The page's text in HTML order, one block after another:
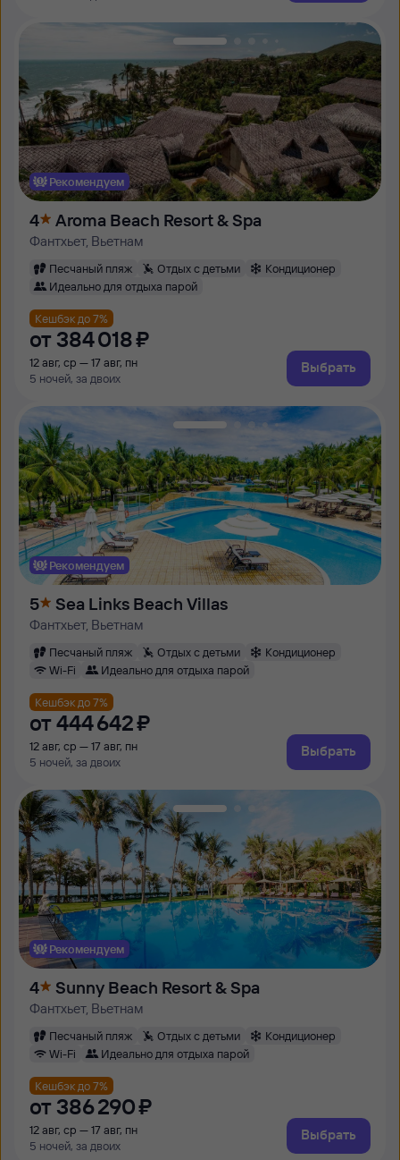
Рекомендуем
4 Aroma Beach Resort & Spa
Фантхьет, Вьетнам
Песчаный пляж Отдых с детьми
Кондиционер
Идеально для отдыха парой
Кешбэк до 7%
от 384 ⁠018 ⁠₽
12 авг, ср — 17 авг, пн
5 ночей, за двоих
Выбрать
Рекомендуем
5 Sea Links Beach Villas
Фантхьет, Вьетнам
Песчаный пляж Отдых с детьми
Кондиционер
Wi-Fi
Идеально для отдыха парой
Кешбэк до 7%
от 444 ⁠642 ⁠₽
12 авг, ср — 17 авг, пн
5 ночей, за двоих
Выбрать
Рекомендуем
4 Sunny Beach Resort & Spa
Фантхьет, Вьетнам
Песчаный пляж Отдых с детьми
Кондиционер
Wi-Fi
Идеально для отдыха парой
Кешбэк до 7%
от 386 ⁠290 ⁠₽
12 авг, ср — 17 авг, пн
5 ночей, за двоих
Выбрать